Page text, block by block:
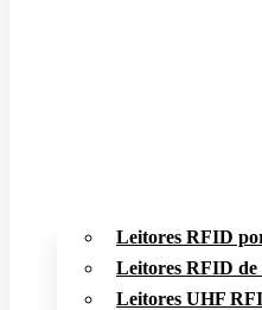
Leitores RFID
Leitores RFID de
Leitores UHF